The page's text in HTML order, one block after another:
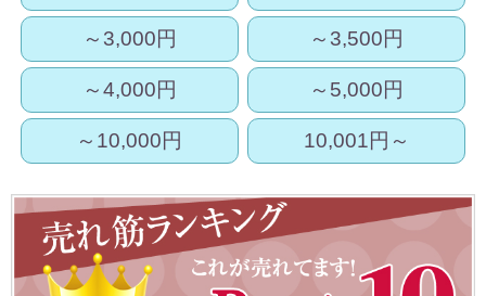
～3,000円 ～3,500円
～4,000円 ～5,000円
～10,000円 10,001円～